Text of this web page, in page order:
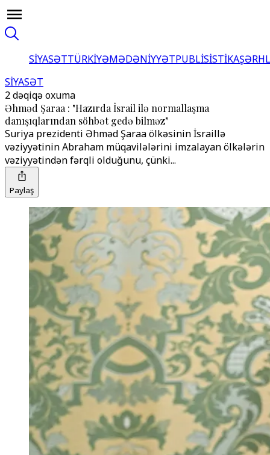
SİYASƏTTÜRKİYƏMƏDƏNİYYƏTPUBLİSİSTİKA
SİYASƏT
2 dəqiqə oxuma
Əhməd Şaraa : "Hazırda İsrail ilə normallaşma
danışıqlarından söhbət gedə bilməz"
Suriya prezidenti Əhməd Şaraa ölkəsinin İsraillə
vəziyyətinin Abraham müqavilələrini imzalayan ölkələrin
vəziyyətindən fərqli olduğunu, çünki...
Paylaş